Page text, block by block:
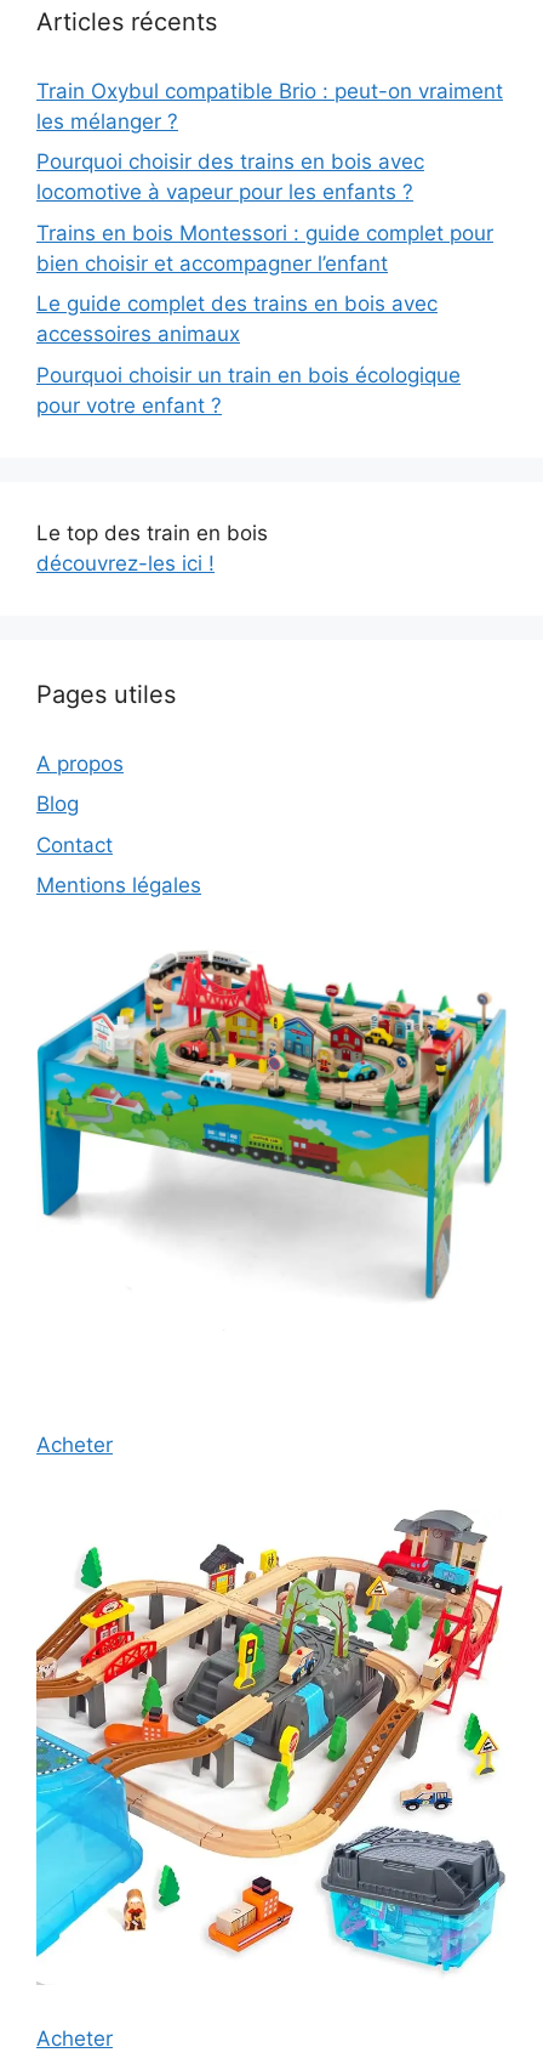
Articles récents
Train Oxybul compatible Brio : peut-on vraiment
les mélanger ?
Pourquoi choisir des trains en bois avec
locomotive à vapeur pour les enfants ?
Trains en bois Montessori : guide complet pour
bien choisir et accompagner l’enfant
Le guide complet des trains en bois avec
accessoires animaux
Pourquoi choisir un train en bois écologique
pour votre enfant ?
Le top des train en bois
découvrez-les ici !
Pages utiles
A propos
Blog
Contact
Mentions légales
Acheter
Acheter